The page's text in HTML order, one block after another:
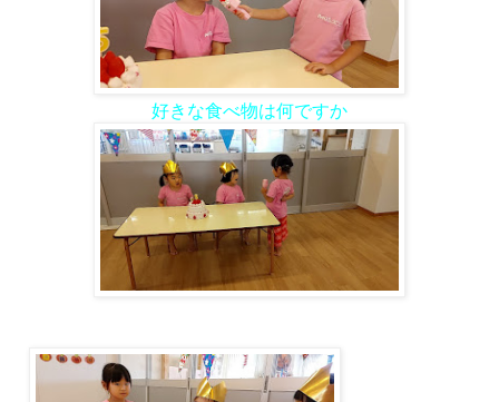
好きな食べ物は何ですか